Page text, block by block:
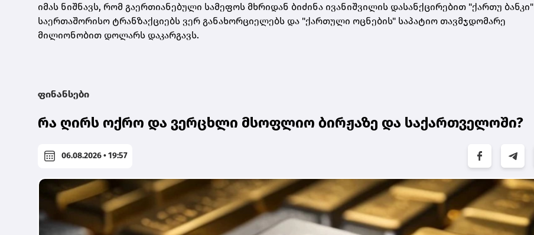
იმას ნიშნავს, რომ გაერთიანებული სამეფოს მხრიდან ბიძინა ივანიშვილის დასანქცირებით "ქართუ ბანკი"
საერთაშორისო ტრანზაქციებს ვერ განახორციელებს და "ქართული ოცნების" საპატიო თავმჯდომარე
მილიონობით დოლარს დაკარგავს.
ფინანსები
რა ღირს ოქრო და ვერცხლი მსოფლიო ბირჟაზე და საქართველოში?
06.08.2026 • 19:57